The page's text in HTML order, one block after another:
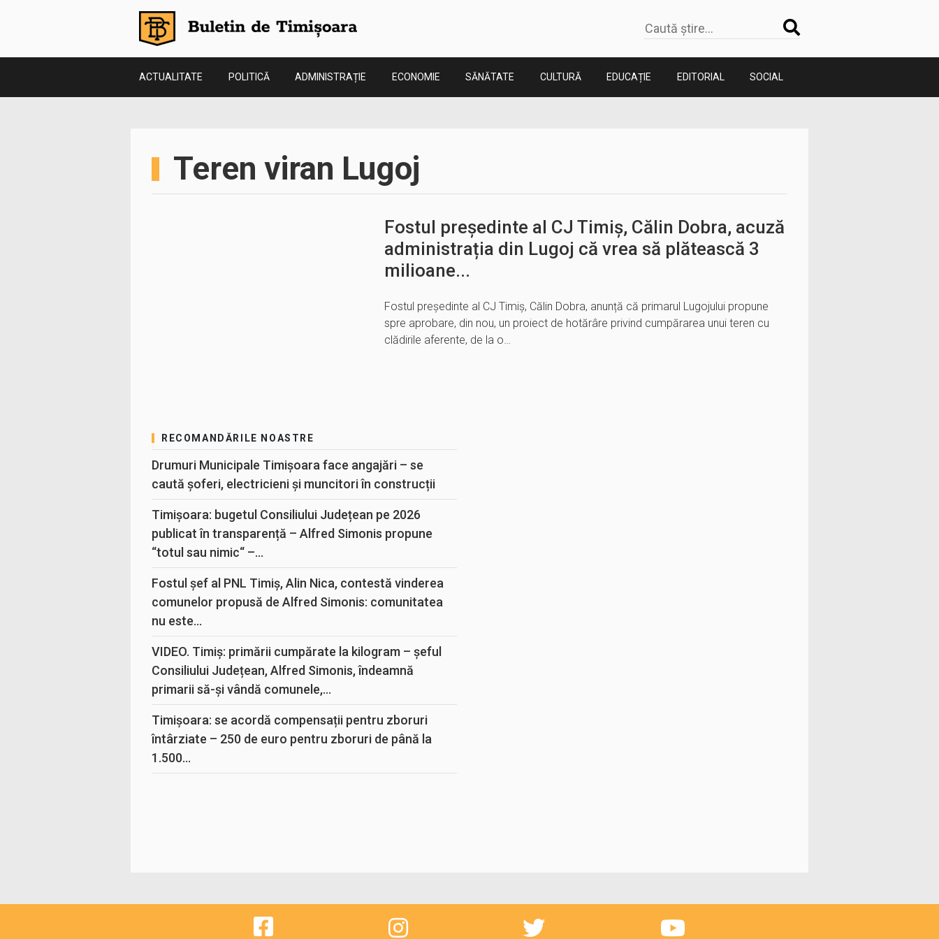
ACTUALITATE POLITICĂ ADMINISTRAȚIE ECONOMIE SĂNĂTATE CULTURĂ EDUCAȚIE EDITORIAL SOCIAL
Teren viran Lugoj
Fostul președinte al CJ Timiș, Călin Dobra, acuză
administrația din Lugoj că vrea să plătească 3
milioane...
Fostul președinte al CJ Timiș, Călin Dobra, anunță că primarul Lugojului propune
spre aprobare, din nou, un proiect de hotărâre privind cumpărarea unui teren cu
clădirile aferente, de la o…
RECOMANDĂRILE NOASTRE
Drumuri Municipale Timișoara face angajări – se
caută șoferi, electricieni și muncitori în construcții
Timișoara: bugetul Consiliului Județean pe 2026
publicat în transparență – Alfred Simonis propune
“totul sau nimic“ –...
Fostul șef al PNL Timiș, Alin Nica, contestă vinderea
comunelor propusă de Alfred Simonis: comunitatea
nu este...
VIDEO. Timiș: primării cumpărate la kilogram – șeful
Consiliului Județean, Alfred Simonis, îndeamnă
primarii să-și vândă comunele,...
Timișoara: se acordă compensații pentru zboruri
întârziate – 250 de euro pentru zboruri de până la
1.500...